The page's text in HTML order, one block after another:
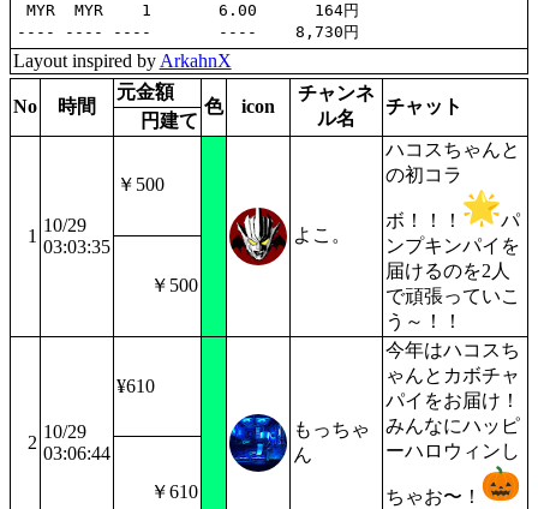
MYR  MYR    1       6.00      164円
Layout inspired by ArkahnX
No 時間
元金額
色 icon
チャンネ
ル名
チャット
円建て
1
10/29
03:03:35
￥500
よこ。
ハコスちゃんと
の初コラ
ボ！！！
パ
ンプキンパイを
届けるのを2人
で頑張っていこ
う～！！
￥500
2
10/29
03:06:44
¥610
もっちゃ
ん
今年はハコスち
ゃんとカボチャ
パイをお届け！
みんなにハッピ
ーハロウィンし
ちゃお〜！
￥610